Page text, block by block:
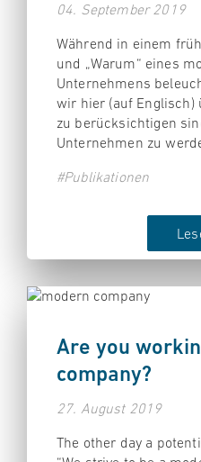
04. September 2019
Während in einem
und „Warum“ eines
Unternehmens
wir hier (auf Englisch)
zu berücksichtigen
Unternehmen zu
#Publikationen
Are you
company?
27. August 2019
The other day a